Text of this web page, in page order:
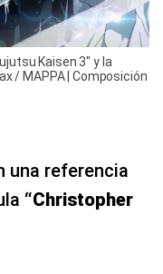
Kaisen 3" y la
/ MAPPA | Composición
una referencia
“Christopher